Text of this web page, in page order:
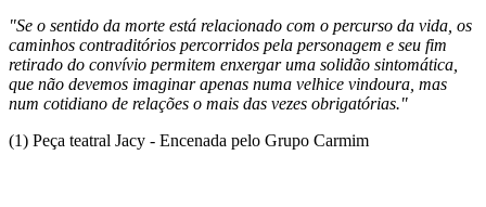
"Se o sentido da morte está relacionado com o percurso da vida, os
caminhos contraditórios percorridos pela personagem e seu fim
retirado do convívio permitem enxergar uma solidão sintomática,
que não devemos imaginar apenas numa velhice vindoura, mas
num cotidiano de relações o mais das vezes obrigatórias."
(1) Peça teatral Jacy - Encenada pelo Grupo Carmim